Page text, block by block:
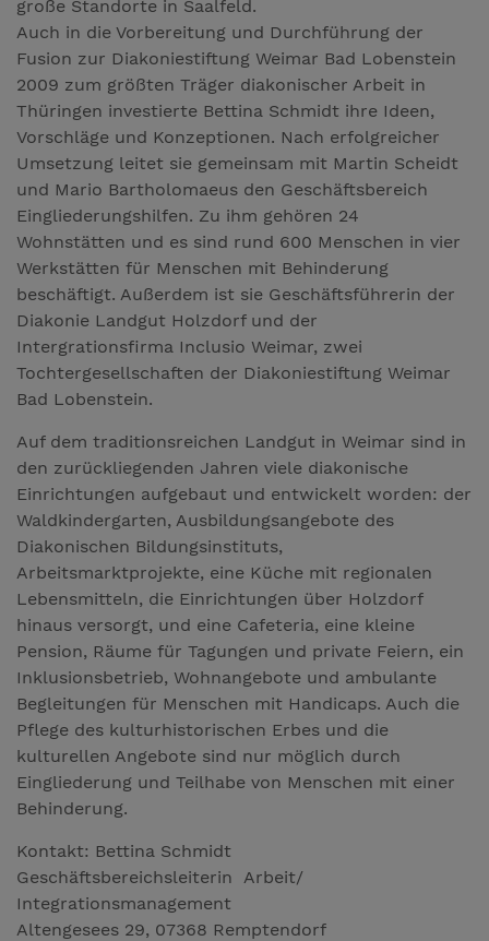
große Standorte in Saalfeld.
Auch in die Vorbereitung und Durchführung der
Fusion zur Diakoniestiftung Weimar Bad Lobenstein
2009 zum größten Träger diakonischer Arbeit in
Thüringen investierte Bettina Schmidt ihre Ideen,
Vorschläge und Konzeptionen. Nach erfolgreicher
Umsetzung leitet sie gemeinsam mit Martin Scheidt
und Mario Bartholomaeus den Geschäftsbereich
Eingliederungshilfen. Zu ihm gehören 24
Wohnstätten und es sind rund 600 Menschen in vier
Werkstätten für Menschen mit Behinderung
beschäftigt. Außerdem ist sie Geschäftsführerin der
Diakonie Landgut Holzdorf und der
Intergrationsfirma Inclusio Weimar, zwei
Tochtergesellschaften der Diakoniestiftung Weimar
Bad Lobenstein.
Auf dem traditionsreichen Landgut in Weimar sind in
den zurückliegenden Jahren viele diakonische
Einrichtungen aufgebaut und entwickelt worden: der
Waldkindergarten, Ausbildungsangebote des
Diakonischen Bildungsinstituts,
Arbeitsmarktprojekte, eine Küche mit regionalen
Lebensmitteln, die Einrichtungen über Holzdorf
hinaus versorgt, und eine Cafeteria, eine kleine
Pension, Räume für Tagungen und private Feiern, ein
Inklusionsbetrieb, Wohnangebote und ambulante
Begleitungen für Menschen mit Handicaps. Auch die
Pflege des kulturhistorischen Erbes und die
kulturellen Angebote sind nur möglich durch
Eingliederung und Teilhabe von Menschen mit einer
Behinderung.
Kontakt: Bettina Schmidt
Geschäftsbereichsleiterin Arbeit/
Integrationsmanagement
Altengesees 29, 07368 Remptendorf